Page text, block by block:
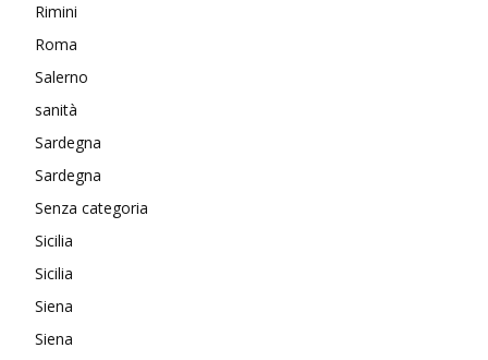
Rimini
Roma
Salerno
sanità
Sardegna
Sardegna
Senza categoria
Sicilia
Sicilia
Siena
Siena